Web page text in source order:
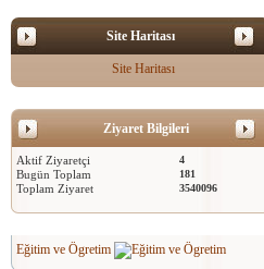
Site Haritası
Site Haritası
Ziyaret Bilgileri
Aktif Ziyaretçi 4
Bugün Toplam 181
Toplam Ziyaret 3540096
Eğitim ve Ögretim